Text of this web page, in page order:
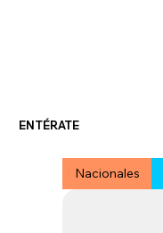
ENTÉRATE
Nacionales